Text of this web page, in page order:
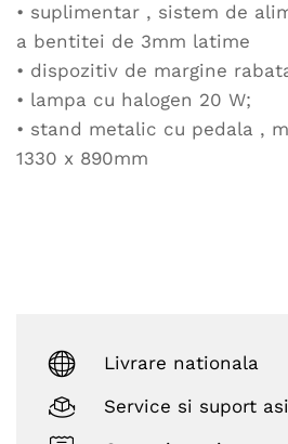
• suplimentar , sistem de
a bentitei de 3mm latime
• dispozitiv de margine
• lampa cu halogen 20 W;
• stand metalic cu pedala ,
1330 x 890mm
Livrare nationala
Service si suport